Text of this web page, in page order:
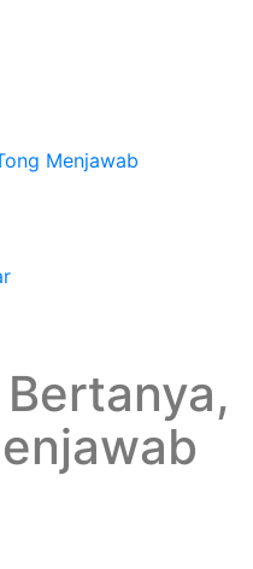
Menjawab